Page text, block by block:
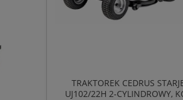
TRAKTOREK CEDRUS
UJ102/22H 2-CYLINDROWY,